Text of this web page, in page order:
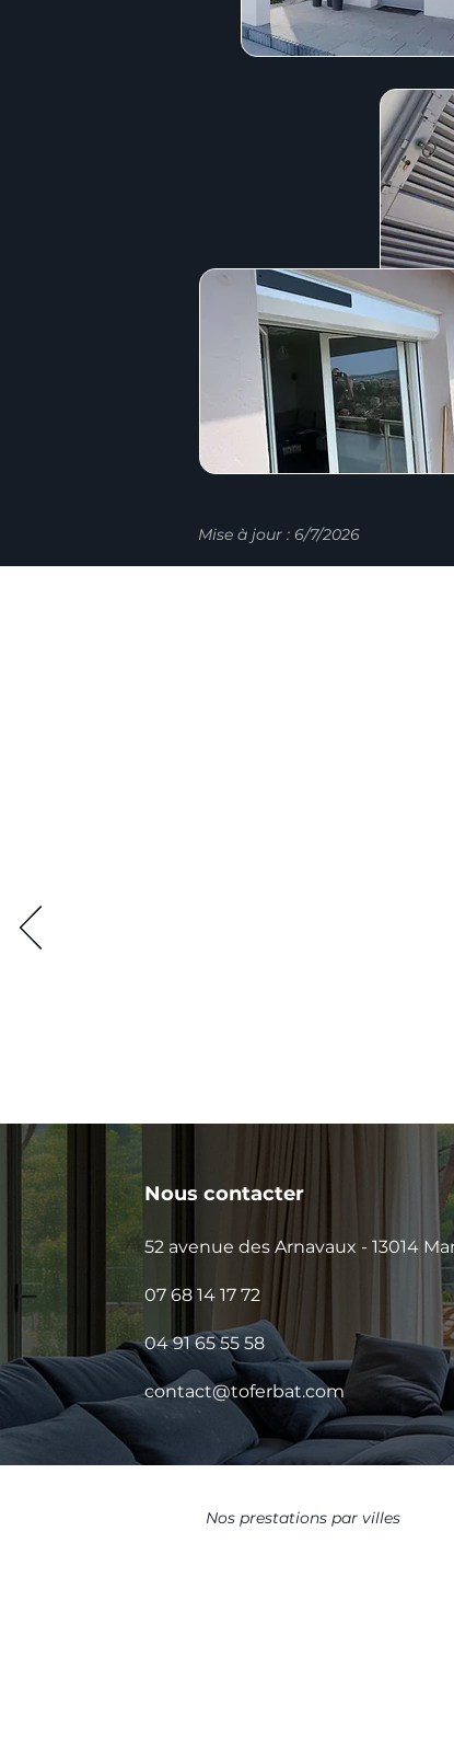
Mise à jour : 6/7/2026
Nous contacter
52 avenue des Arnavaux - 13014
07 68 14 17 72
04 91 65 55 58
contact@toferbat.com
Nos prestations par villes